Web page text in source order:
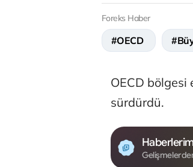
Foreks Haber
#OECD
OECD bölgesi
sürdürdü.